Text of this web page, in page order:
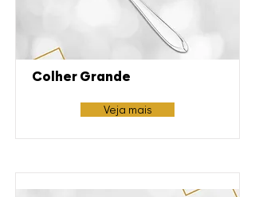
Colher Grande
Veja mais